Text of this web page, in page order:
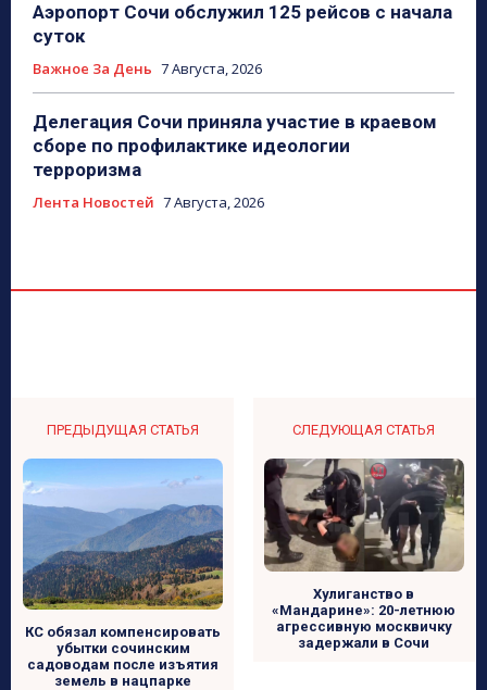
Аэропорт Сочи обслужил 125 рейсов с начала
суток
Важное За День 7 Августа, 2026
Делегация Сочи приняла участие в краевом
сборе по профилактике идеологии
терроризма
Лента Новостей 7 Августа, 2026
ПРЕДЫДУЩАЯ СТАТЬЯ
КС обязал компенсировать
убытки сочинским
садоводам после изъятия
земель в нацпарке
СЛЕДУЮЩАЯ СТАТЬЯ
Хулиганство в
«Мандарине»: 20-летнюю
агрессивную москвичку
задержали в Сочи